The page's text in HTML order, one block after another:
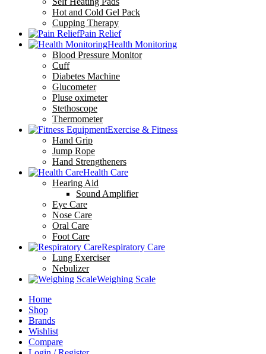
Hot and Cold Gel Pack
Cupping Therapy
Pain Relief
Health Monitoring
Blood Pressure Monitor
Cuff
Diabetes Machine
Glucometer
Pluse oximeter
Stethoscope
Thermometer
Exercise & Fitness
Hand Grip
Jump Rope
Hand Strengtheners
Health Care
Hearing Aid
Sound Amplifier
Eye Care
Nose Care
Oral Care
Foot Care
Respiratory Care
Lung Exerciser
Nebulizer
Weighing Scale
Home
Shop
Brands
Wishlist
Compare